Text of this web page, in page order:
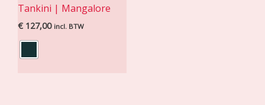
Tankini | Mangalore
€ 127,00 incl. BTW